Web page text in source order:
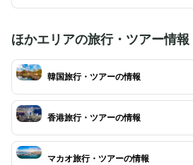
ほかエリアの旅行・ツアー情報
韓国旅行・ツアーの情報
香港旅行・ツアーの情報
マカオ旅行・ツアーの情報